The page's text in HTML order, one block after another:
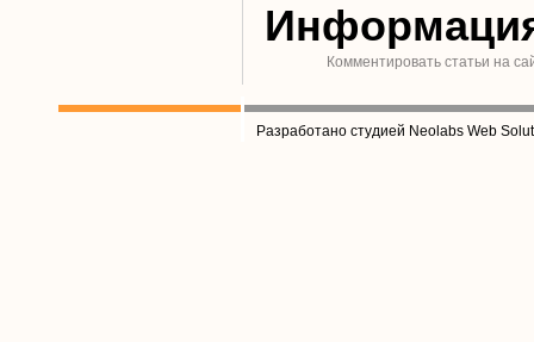
Комментировать статьи на
Разработано студией Neolabs Web